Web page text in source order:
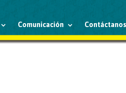
Comunicación Contáctanos